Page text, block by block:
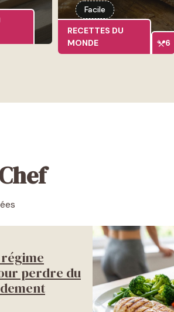
Facile
RECETTES DU
MONDE
6
perdre du